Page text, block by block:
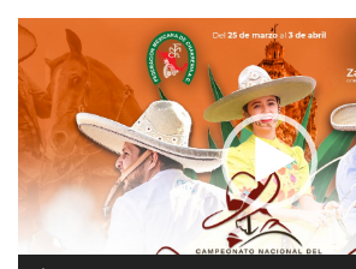
Reproductor
de
vídeo